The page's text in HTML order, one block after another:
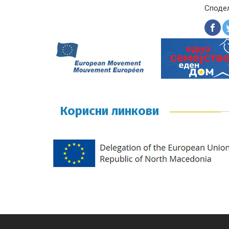
Корисни линкови